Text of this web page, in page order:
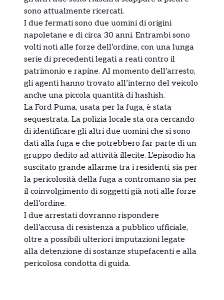
sono attualmente ricercati.
I due fermati sono due uomini di origini
napoletane e di circa 30 anni. Entrambi sono
volti noti alle forze dell’ordine, con una lunga
serie di precedenti legati a reati contro il
patrimonio e rapine. Al momento dell’arresto,
gli agenti hanno trovato all’interno del veicolo
anche una piccola quantità di hashish.
La Ford Puma, usata per la fuga, è stata
sequestrata. La polizia locale sta ora cercando
di identificare gli altri due uomini che si sono
dati alla fuga e che potrebbero far parte di un
gruppo dedito ad attività illecite. L’episodio ha
suscitato grande allarme tra i residenti, sia per
la pericolosità della fuga a contromano sia per
il coinvolgimento di soggetti già noti alle forze
dell’ordine.
I due arrestati dovranno rispondere
dell’accusa di resistenza a pubblico ufficiale,
oltre a possibili ulteriori imputazioni legate
alla detenzione di sostanze stupefacenti e alla
pericolosa condotta di guida.